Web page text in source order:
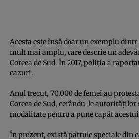
Acesta este însă doar un exemplu
mult mai amplu, care descrie un
Coreea de Sud. În 2017, poliţia a
cazuri.
Anul trecut, 70.000 de femei au
Coreea de Sud, cerându-le autorităţilor
modalitate pentru a pune capăt
În prezent, există patrule speciale din